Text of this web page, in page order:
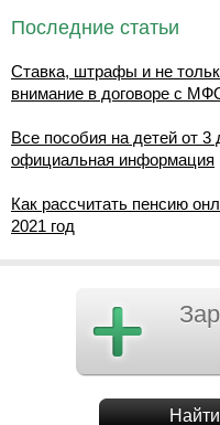
Последние статьи
Ставка, штрафы и не
внимание в договоре с
Все пособия на детей от
официальная информация
Как рассчитать пенсию
2021 год